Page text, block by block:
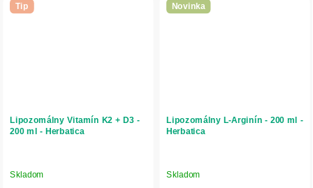
Tip
Lipozomálny Vitamín K2 + D3 -
200 ml - Herbatica
Skladom
Novinka
Lipozomálny L-Arginín - 200 ml -
Herbatica
Skladom